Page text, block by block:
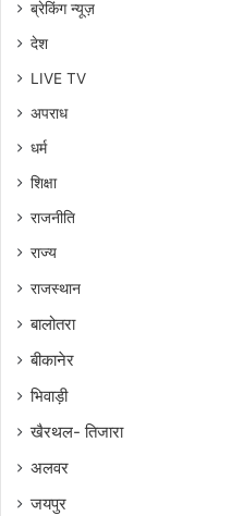
ब्रेकिंग न्यूज़
देश
LIVE TV
अपराध
धर्म
शिक्षा
राजनीति
राज्य
राजस्थान
बालोतरा
बीकानेर
भिवाड़ी
खैरथल- तिजारा
अलवर
जयपुर